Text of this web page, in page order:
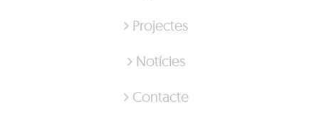
Projectes
Notícies
Contacte